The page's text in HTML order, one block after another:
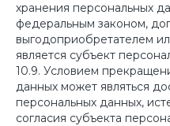
хранения персональных
федеральным законом,
выгодоприобретателем
является субъект
10.9. Условием
данных может являться
персональных данных,
согласия субъекта